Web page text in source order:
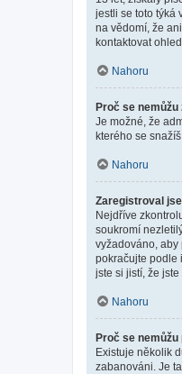
jestli se toto týká
na vědomí, že
kontaktovat
Nahoru
Proč se
Je možné, že
kterého se
Nahoru
Zaregistroval
Nejdříve
soukromí
vyžadováno, aby
pokračujte podle
jste si jistí, že
Nahoru
Proč se
Existuje několik
zabanováni. Je